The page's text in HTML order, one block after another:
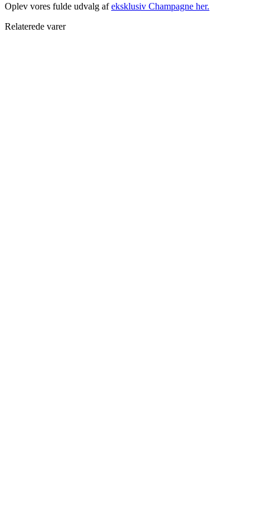
Oplev vores fulde udvalg afeksklusiv Champagne her.
Relaterede varer